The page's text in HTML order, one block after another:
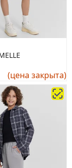
(цена закрыта)